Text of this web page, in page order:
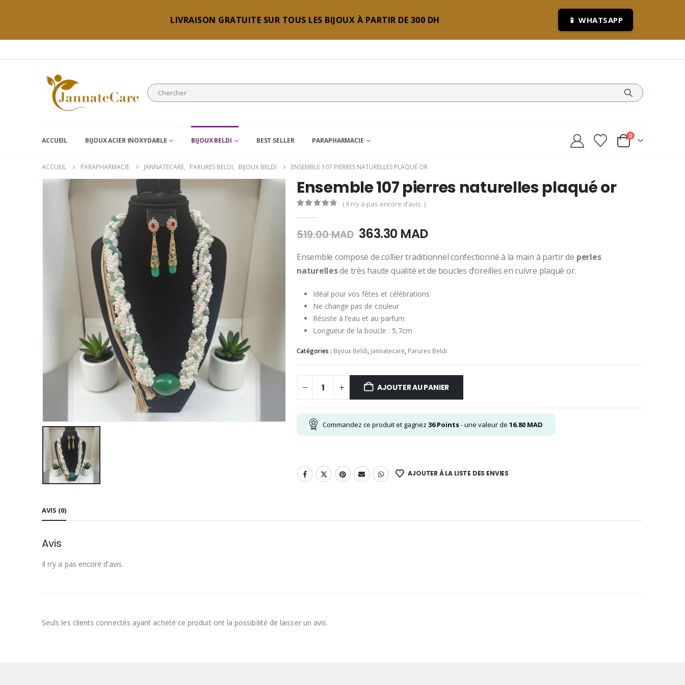
LIVRAISON GRATUITE SUR TOUS LES BIJOUX À PARTIR DE 300 DH 📱 WHATSAPP
ACCUEIL BIJOUX ACIER INOXYDABLE BIJOUX BELDI BEST SELLER PARAPHARMACIE
0
ACCUEIL PARAPHARMACIE JANNATECARE, PARURES BELDI, BIJOUX BELDI ENSEMBLE 107 PIERRES NATURELLES PLAQUÉ OR
Ensemble 107 pierres naturelles plaqué or
( Il n’y a pas encore d’avis. )
519.00MAD Le
initial
était :
MAD.
363.30 MADLe
actuel
est :
MAD.
Ensemble composé de collier traditionnel confectionné à la main à partir de perles
naturellesde très haute qualité et de boucles d’oreilles en cuivre plaqué or.
Idéal pour vos fêtes et célébrations
Ne change pas de couleur
Résiste à l’eau et au parfum
Longueur de la boucle : 5,7cm
Catégories : Bijoux Beldi, Jannatecare, Parures Beldi
AJOUTER AU PANIER
Commandez ce produit et gagnez 36Points- une valeur de 16.80 MAD
AJOUTER À LA LISTE DES ENVIES
AVIS (0)
Avis
Il n’y a pas encore d’avis.
Seuls les clients connectés ayant acheté ce produit ont la possibilité de laisser un avis.